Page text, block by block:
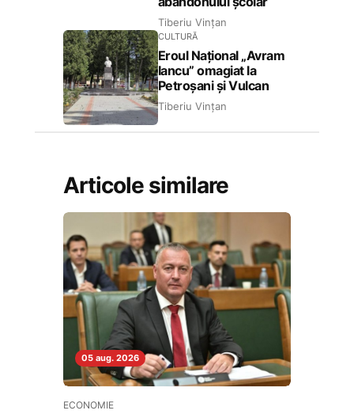
Tiberiu Vințan
CULTURĂ
Eroul Național „Avram
Iancu” omagiat la
Petroșani și Vulcan
Tiberiu Vințan
Articole similare
05 aug. 2026
ECONOMIE